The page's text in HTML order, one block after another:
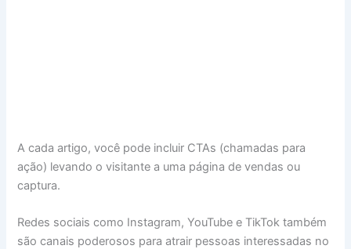
A cada artigo, você pode incluir CTAs (chamadas para
ação) levando o visitante a uma página de vendas ou
captura.
Redes sociais como Instagram, YouTube e TikTok também
são canais poderosos para atrair pessoas interessadas no